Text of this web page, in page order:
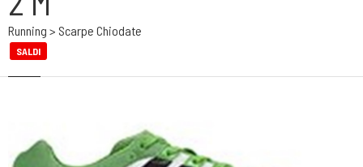
Running > Scarpe Chiodate
SALDI